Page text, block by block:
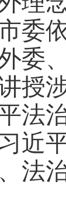
委
委
授
法
近
法